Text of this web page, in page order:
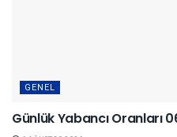
GENEL
Günlük Yabancı Oranları